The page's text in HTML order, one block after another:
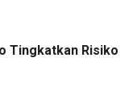
Tingkatkan Risiko